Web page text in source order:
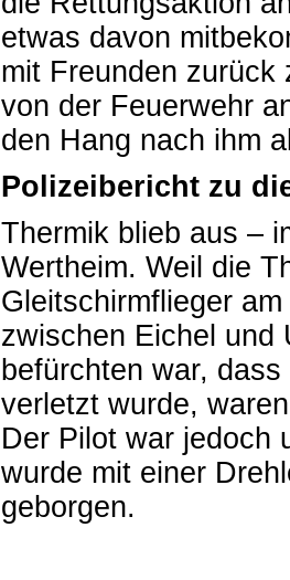
etwas davon
mit Freunden zurück
von der Feuerwehr
den Hang nach ihm
Polizeibericht zu
Thermik blieb aus –
Wertheim. Weil die
Gleitschirmflieger
zwischen Eichel und
befürchten war,
verletzt wurde,
Der Pilot war jedoch
wurde mit einer
geborgen.